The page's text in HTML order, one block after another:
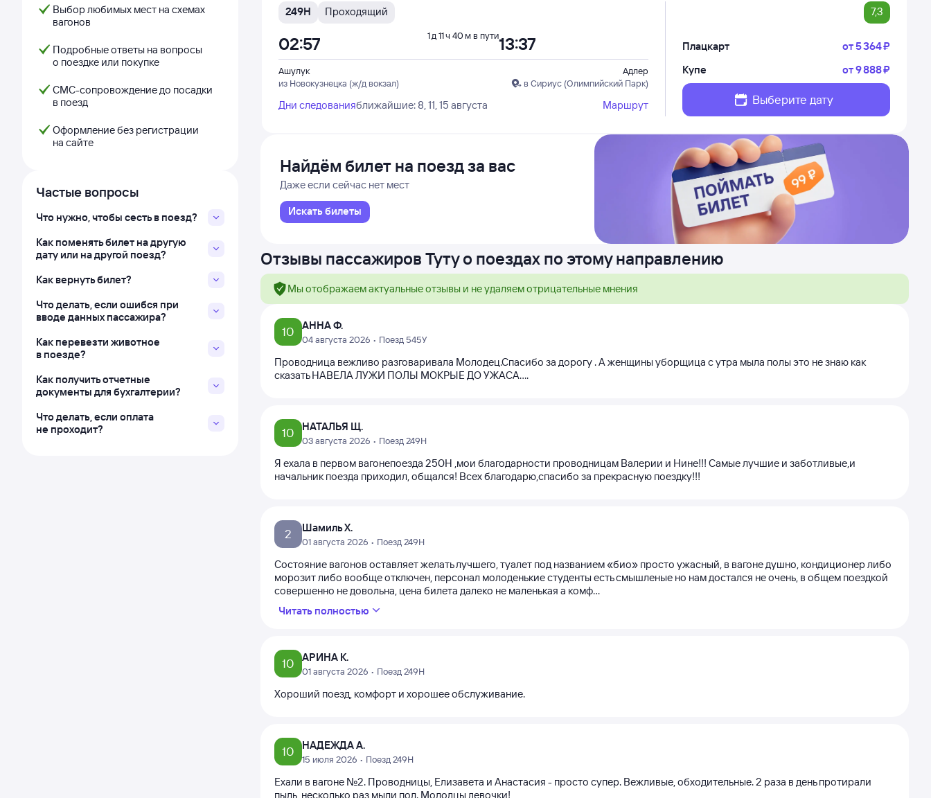
Выбор любимых мест на схемах
вагонов
Подробные ответы на вопросы
о поездке или покупке
СМС-сопровождение до посадки
в поезд
Оформление без регистрации
на сайте
Частые вопросы
Что нужно, чтобы сесть в поезд?
Как поменять билет на другую
дату или на другой поезд?
Как вернуть билет?
Что делать, если ошибся при
вводе данных пассажира?
Как перевезти животное
в поезде?
Как получить отчетные
документы для бухгалтерии?
Что делать, если оплата
не проходит?
249Н Проходящий 7,3
Ашулук
из Новокузнецка (ж/д вокзал)
Адлер
в Сириус (Олимпийский Парк)
02:57 13:37
1 д 11 ч 40 м в пути
Дни следованияближайшие: 8, 11, 15 августа Маршрут
Плацкарт от5 ⁠364 ⁠₽
Купе
от9 ⁠888 ⁠₽
Выберите дату
Найдём билет на поезд за вас
Даже если сейчас нет мест
Искать билеты
Отзывы пассажиров Туту о поездах по этому направлению
Мы отображаем актуальные отзывы и не удаляем отрицательные мнения
10 АННА Ф.
04 августа 2026 • Поезд 545У
Проводница вежливо разговаривала Молодец.Спасибо за дорогу . А женщины уборщица с утра мыла полы это не знаю как
сказать НАВЕЛА ЛУЖИ ПОЛЫ МОКРЫЕ ДО УЖАСА....
10 НАТАЛЬЯ Щ.
03 августа 2026 • Поезд 249Н
Я ехала в первом вагонепоезда 250Н ,мои благодарности проводницам Валерии и Нине!!! Самые лучшие и заботливые,и
начальник поезда приходил, общался! Всех благодарю,спасибо за прекрасную поездку!!!
2 Шамиль Х.
01 августа 2026 • Поезд 249Н
Состояние вагонов оставляет желать лучшего, туалет под названием «био» просто ужасный, в вагоне душно, кондиционер либо
морозит либо вообще отключен, персонал молоденькие студенты есть смышленые но нам достался не очень, в общем поездкой
совершенно не довольна, цена билета далеко не маленькая а комф...
Читать полностью
10 АРИНА К.
01 августа 2026 • Поезд 249Н
Хороший поезд, комфорт и хорошее обслуживание.
10 НАДЕЖДА А.
15 июля 2026 • Поезд 249Н
Ехали в вагоне №2. Проводницы, Елизавета и Анастасия - просто супер. Вежливые, обходительные. 2 раза в день протирали
пыль, несколько раз мыли пол. Молодцы девочки!